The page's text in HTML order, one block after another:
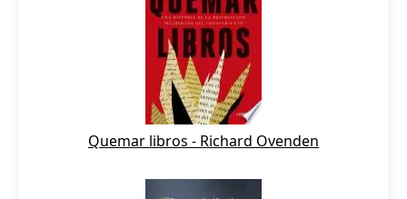
Quemar libros - Richard Ovenden